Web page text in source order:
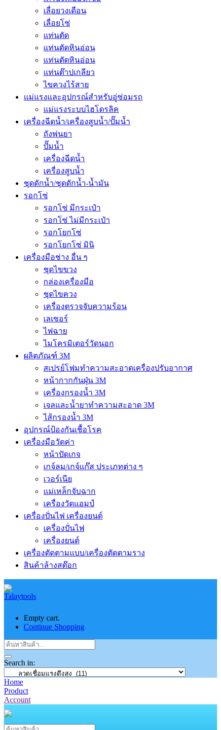
เลื่อยวงเดือน
เลื่อยโซ่
แท่นตัด
แท่นตัดหินอ่อน
แท่นตัดหินอ่อน
แท่นต๊าปเกลียว
ไขควงไร้สาย
แม่แรงและอุปกรณ์สำหรับอู่ซ่อมรถ
แม่แรงระบบไฮโดรลิค
เครื่องฉีดน้ำ/เครื่องสูบน้ำ/ปั๊มน้ำ
ถังพ่นยา
ปั๊มน้ำ
เครื่องฉีดน้ำ
เครื่องสูบน้ำ
ชุดดักน้ำ/ชุดดักน้ำ-น้ำมัน
รอกโซ่
รอกโซ่ มีกระเป๋า
รอกโซ่ ไม่มีกระเป๋า
รอกโยกโซ่
รอกโยกโซ่ มินิ
เครื่องมือช่าง อื่น ๆ
ชุดไขขวง
กล่องเครื่องมือ
ชุดไขควง
เครื่องตรวจจับความร้อน
เลเซอร์
ไฟฉาย
ไมโครมิเตอร์วัดนอก
ผลิตภัณฑ์ 3M
สเปรย์โฟมทำความสะอาดเครื่องปรับอากาศ
หน้ากากกันฝุ่น 3M
เครื่องกรองน้ำ 3M
เจลและน้ำยาทำความสะอาด 3M
ไส้กรองน้ำ 3M
อุปกรณ์ป้องกันเชื้อโรค
เครื่องมือวัดค่า
หน้าปัดเกจ
เกจ์ลม/เกจ์แก๊ส ประเภทต่าง ๆ
เวอร์เนีย
แม่เหล็กจับฉาก
เครื่องวัดแอมป์
เครื่องปั่นไฟ เครื่องยนต์
เครื่องปั่นไฟ
เครื่องยนต์
เครื่องตัดตามแบบ/เครื่องตัดตามราง
สินค้าล้างสต๊อก
Empty cart.
Continue Shopping
Search in:
Home
Product
Account